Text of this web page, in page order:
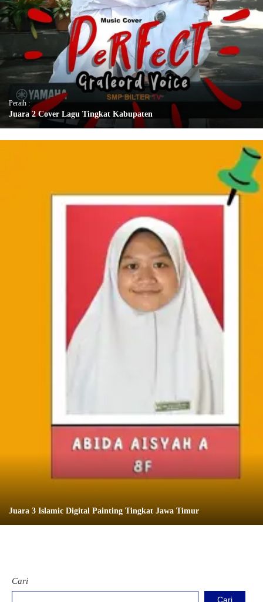
Peraih :
Juara 2 Cover Lagu Tingkat Kabupaten
Juara 3 Islamic Digital Painting Tingkat Jawa Timur
Cari
Cari